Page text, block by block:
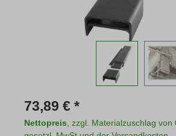
Regulärer Preis:
73,89 € *
Nettopreis , zzgl. Materialzuschlag